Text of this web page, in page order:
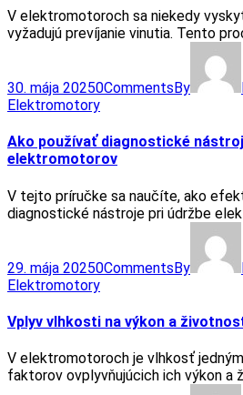
V elektromotoroch sa niekedy
vyžadujú prevíjanie vinutia. Tento
30. mája 20250CommentsBy
Elektromotory
Ako používať diagnostické
elektromotorov
V tejto príručke sa naučíte, ako
diagnostické nástroje pri údržbe
29. mája 20250CommentsBy
Elektromotory
Vplyv vlhkosti na výkon a
V elektromotoroch je vlhkosť
faktorov ovplyvňujúcich ich výkon a